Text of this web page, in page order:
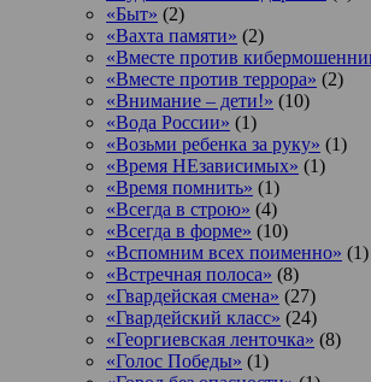
«Быт» (2)
«Вахта памяти» (2)
«Вместе против
«Вместе против террора» (2)
«Внимание – дети!» (10)
«Вода России» (1)
«Возьми ребенка за руку» (1)
«Время НЕзависимых» (1)
«Время помнить» (1)
«Всегда в строю» (4)
«Всегда в форме» (10)
«Вспомним всех поименно» (1)
«Встречная полоса» (8)
«Гвардейская смена» (27)
«Гвардейский класс» (24)
«Георгиевская ленточка» (8)
«Голос Победы» (1)